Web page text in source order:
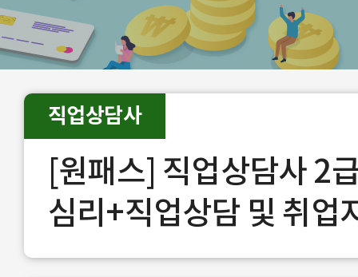
[원패스] 직업상담사 2
심리+직업상담 및 취업
장)
직업상담사